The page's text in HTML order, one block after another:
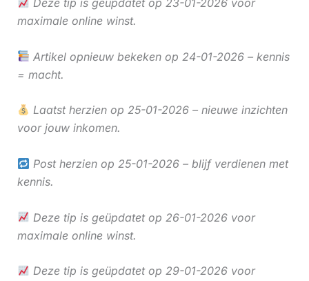
Deze tip is geüpdatet op 23-01-2026 voor
maximale online winst.
Artikel opnieuw bekeken op 24-01-2026 – kennis
= macht.
Laatst herzien op 25-01-2026 – nieuwe inzichten
voor jouw inkomen.
Post herzien op 25-01-2026 – blijf verdienen met
kennis.
Deze tip is geüpdatet op 26-01-2026 voor
maximale online winst.
Deze tip is geüpdatet op 29-01-2026 voor